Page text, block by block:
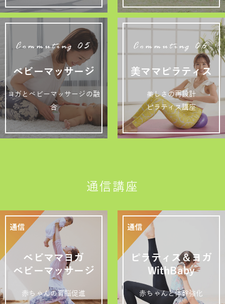
Commuting 05
ベビーマッサージ
ヨガとベビーマッサージの融
合
Commuting 06
美ママピラティス
美しさの再設計
ピラティス講座
通信講座
ベビママヨガ
ベビーマッサージ
赤ちゃんの育脳促進
ピラティス＆ヨガ
WithBaby
赤ちゃんと体幹強化